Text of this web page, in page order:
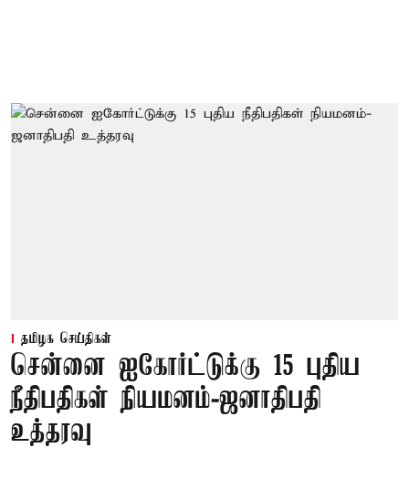
தமிழக செய்திகள்
சென்னை ஐகோர்ட்டுக்கு 15 புதிய
நீதிபதிகள் நியமனம்-ஜனாதிபதி
உத்தரவு